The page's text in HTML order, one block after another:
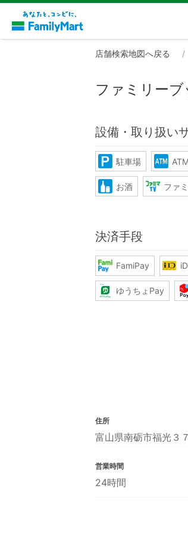
店舗検索地図へ戻る
ファミリー
設備・取り扱い
駐車場
お酒 ファ
決済手段
FamiPay iD
ゆうちょPay
住所
富山県南砺市福光３
営業時間
24時間